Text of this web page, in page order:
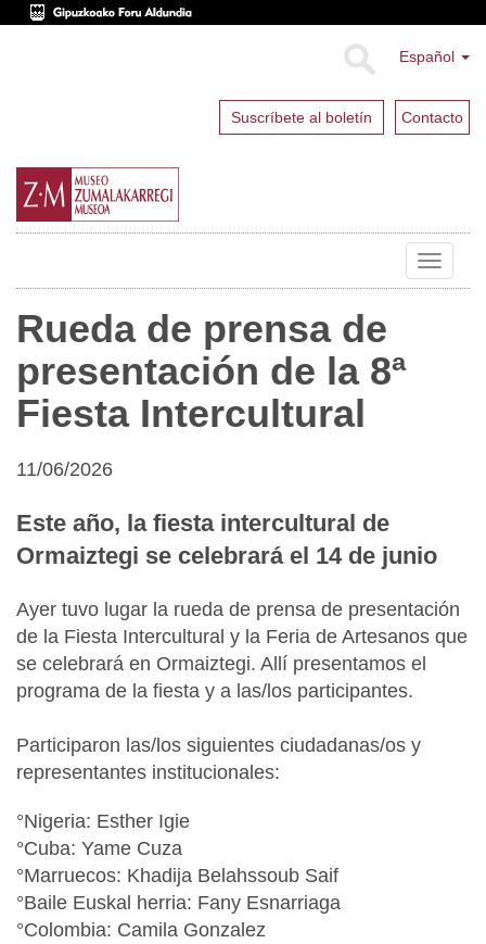
Español
Suscríbete al boletín Contacto
Toggle
Rueda de prensa de
presentación de la 8ª
Fiesta Intercultural
11/06/2026
Este año, la fiesta intercultural de
Ormaiztegi se celebrará el 14 de junio
Ayer tuvo lugar la rueda de prensa de presentación
de la Fiesta Intercultural y la Feria de Artesanos que
se celebrará en Ormaiztegi. Allí presentamos el
programa de la fiesta y a las/los participantes.
Participaron las/los siguientes ciudadanas/os y
representantes institucionales:
°Nigeria: Esther Igie
°Cuba: Yame Cuza
°Marruecos: Khadija Belahssoub Saif
°Baile Euskal herria: Fany Esnarriaga
°Colombia: Camila Gonzalez